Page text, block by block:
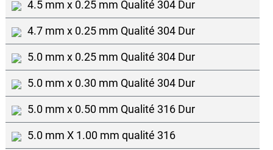
4.5 mm x 0.25 mm Qualité 304 Dur
4.7 mm x 0.25 mm Qualité 304 Dur
5.0 mm x 0.25 mm Qualité 304 Dur
5.0 mm x 0.30 mm Qualité 304 Dur
5.0 mm x 0.50 mm Qualité 316 Dur
5.0 mm X 1.00 mm qualité 316